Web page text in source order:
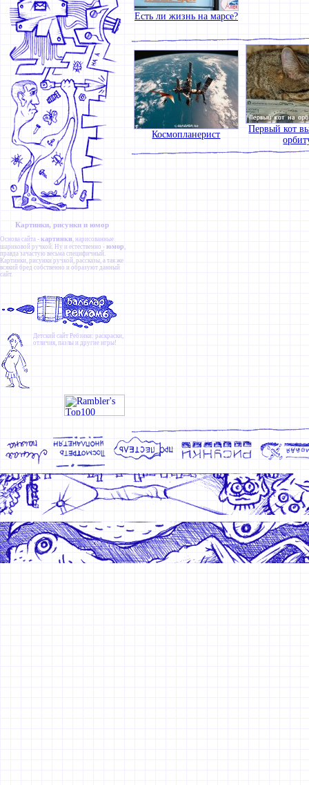
Картинки, рисунки и юмор
Основа сайта - картинки , нарисованные
шариковой ручкой. Ну и естественно - юмор ,
правда зачастую весьма специфичный.
Картинки, рисунки ручкой, рассказы, а так же
всякий бред собственно и образуют данный
сайт.
Детский сайт Ребзики: раскраски,
отличия, пазлы и другие игры!
Есть ли жизнь на марсе?
Космопланерист
Первый кот